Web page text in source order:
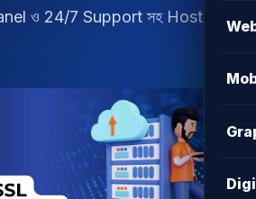
ও 24/7 Support সহ Hosting